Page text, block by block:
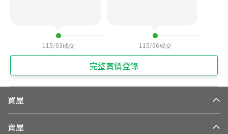
115/03成交 115/06成交
完整實價登錄
買屋
賣屋